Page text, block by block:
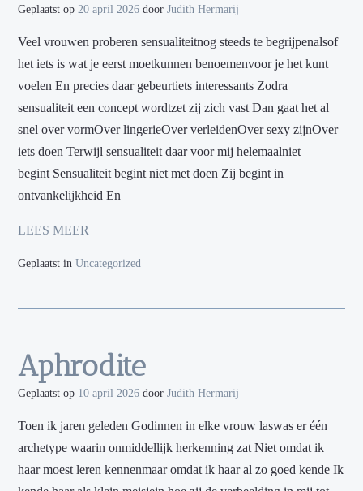
Geplaatst op 20 april 2026 door Judith Hermarij
Veel vrouwen proberen sensualiteitnog steeds te begrijpenalsof
het iets is wat je eerst moetkunnen benoemenvoor je het kunt
voelen En precies daar gebeurtiets interessants Zodra
sensualiteit een concept wordtzet zij zich vast Dan gaat het al
snel over vormOver lingerieOver verleidenOver sexy zijnOver
iets doen Terwijl sensualiteit daar voor mij helemaalniet
begint Sensualiteit begint niet met doen Zij begint in
ontvankelijkheid En
LEES MEER
Geplaatst in Uncategorized
Aphrodite
Geplaatst op 10 april 2026 door Judith Hermarij
Toen ik jaren geleden Godinnen in elke vrouw laswas er één
archetype waarin onmiddellijk herkenning zat Niet omdat ik
haar moest leren kennenmaar omdat ik haar al zo goed kende Ik